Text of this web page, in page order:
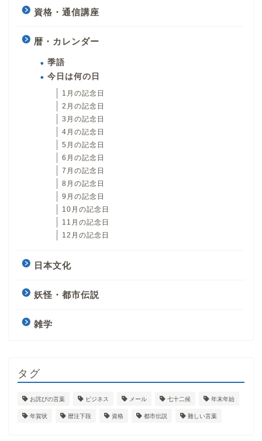
資格・通信講座
暦・カレンダー
季語
今日は何の日
1月の記念日
2月の記念日
3月の記念日
4月の記念日
5月の記念日
6月の記念日
7月の記念日
8月の記念日
9月の記念日
10月の記念日
11月の記念日
12月の記念日
日本文化
妖怪・都市伝説
雑学
タグ
お詫びの言葉 ビジネス メール 七十二候 年末年始
年賀状 暦注下段 資格 都市伝説 難しい言葉